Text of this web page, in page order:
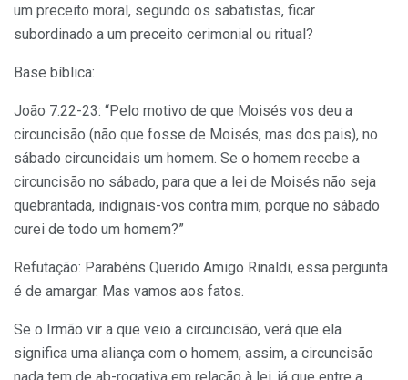
um preceito moral, segundo os sabatistas, ficar
subordinado a um preceito cerimonial ou ritual?
Base bíblica:
João 7.22-23: “Pelo motivo de que Moisés vos deu a
circuncisão (não que fosse de Moisés, mas dos pais), no
sábado circuncidais um homem. Se o homem recebe a
circuncisão no sábado, para que a lei de Moisés não seja
quebrantada, indignais-vos contra mim, porque no sábado
curei de todo um homem?”
Refutação: Parabéns Querido Amigo Rinaldi, essa pergunta
é de amargar. Mas vamos aos fatos.
Se o Irmão vir a que veio a circuncisão, verá que ela
significa uma aliança com o homem, assim, a circuncisão
nada tem de ab-rogativa em relação à lei, já que entre a